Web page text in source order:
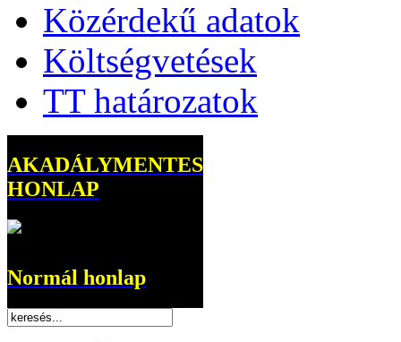
Közérdekű adatok
Költségvetések
TT határozatok
AKADÁLYMENTES
HONLAP
Normál honlap